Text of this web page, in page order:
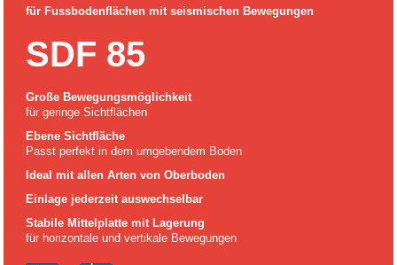
für Fussbodenflächen mit seismischen Bewegungen
SDF 85
Große Bewegungsmöglichkeit
für geringe Sichtflächen
Ebene Sichtfläche
Passt perfekt in dem umgebendem Boden
Ideal mit allen Arten von Oberboden
Einlage jederzeit auswechselbar
Stabile Mittelplatte mit Lagerung
für horizontale und vertikale Bewegungen